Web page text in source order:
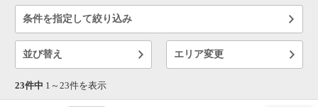
条件を指定して絞り込み
並び替え エリア変更
23件中 1～ 23件を表示